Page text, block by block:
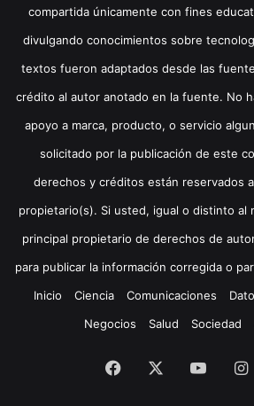
compartida únicamente con fines
divulgando conocimientos sobre
textos fueron adaptados desde las
crédito al autor anotado en la fuente. No
apoyo a marca, producto, o servicio
solicitado por la publicación de este
derechos y créditos están reservados
propietario(s). Si usted, igual o distinto al
principal propietario de derechos de
para publicar la información corregida o
Inicio
Ciencia Comunicaciones
Negocios
Salud Sociedad
Facebook